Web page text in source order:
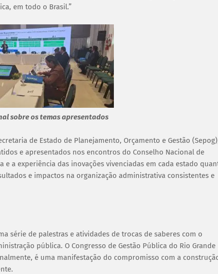
em todo o Brasil.”
sobre os temas apresentados
de Estado de Planejamento, Orçamento e Gestão
e apresentados nos encontros do Conselho Nacional de
a experiência das inovações vivenciadas em cada estado
e impactos na organização administrativa consistentes e
série de palestras e atividades de trocas de saberes com o
pública. O Congresso de Gestão Pública do Rio Grande
é uma manifestação do compromisso com a